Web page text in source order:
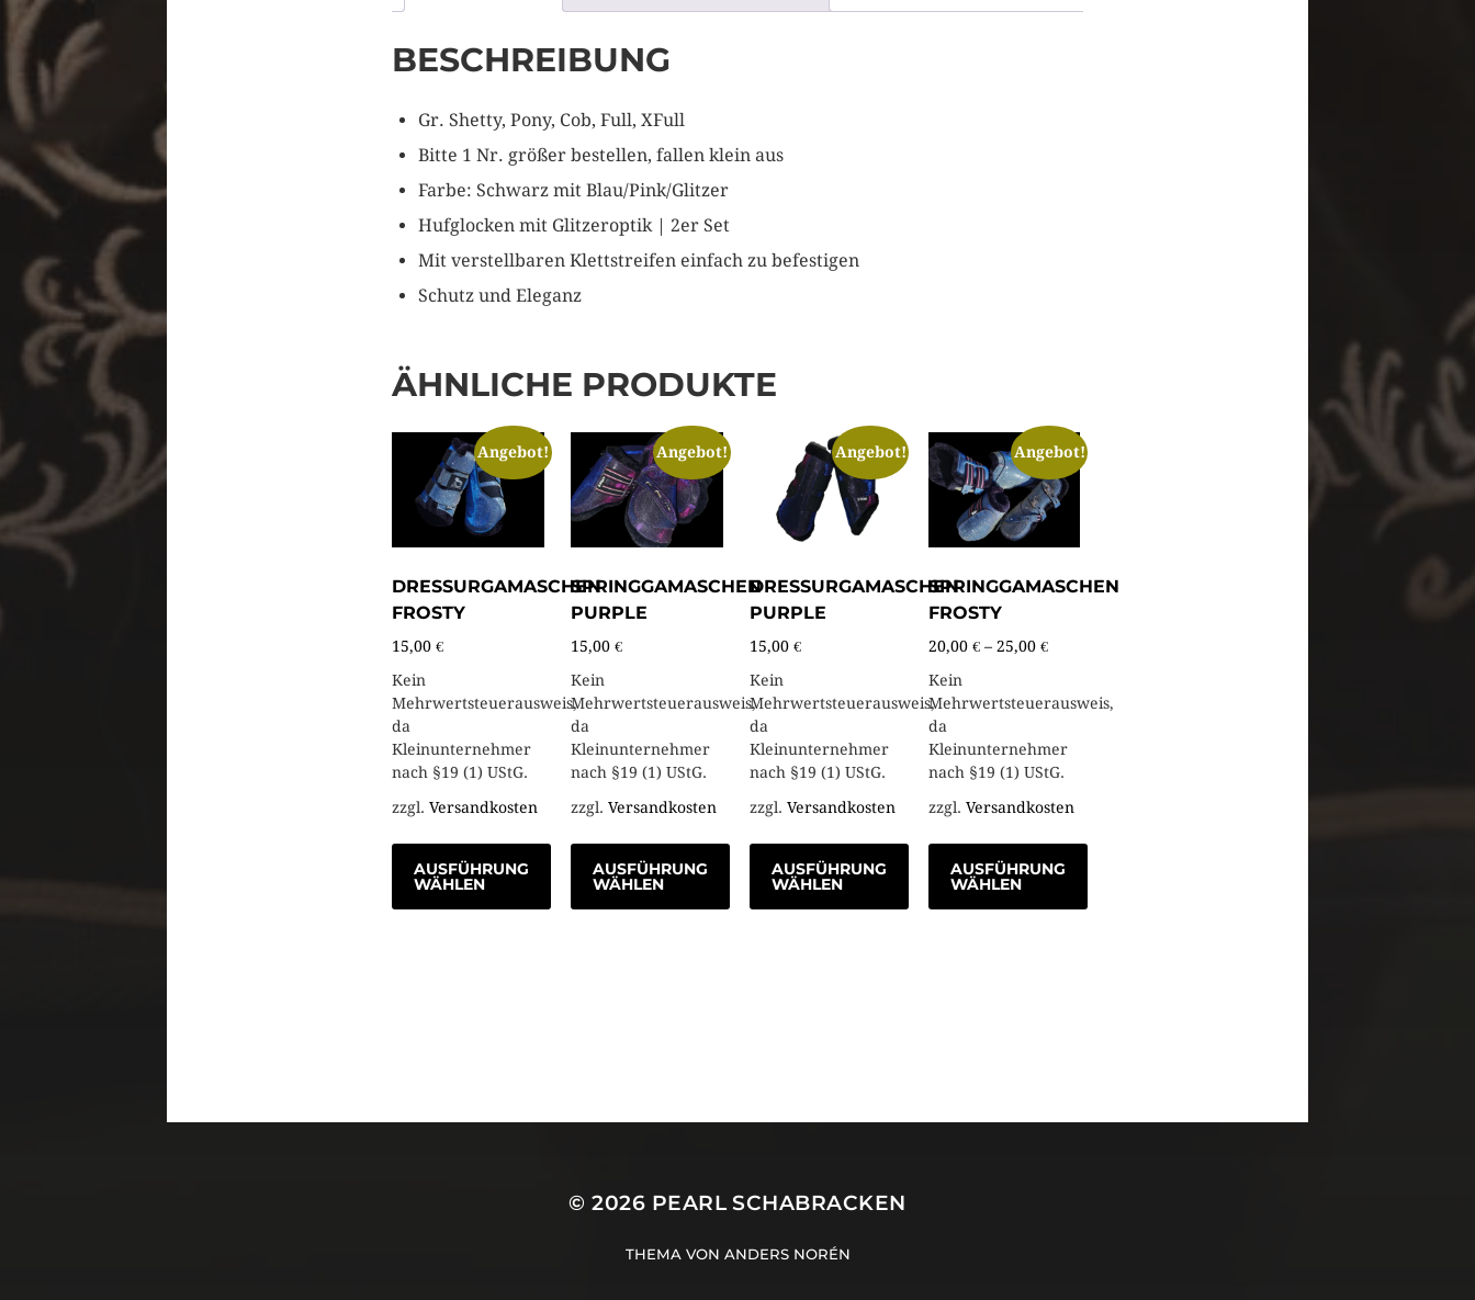
BESCHREIBUNG
Gr. Shetty, Pony, Cob, Full, XFull
Bitte 1 Nr. größer bestellen, fallen klein aus
Farbe: Schwarz mit Blau/Pink/Glitzer
Hufglocken mit Glitzeroptik | 2er Set
Mit verstellbaren Klettstreifen einfach zu befestigen
Schutz und Eleganz
ÄHNLICHE PRODUKTE
Angebot!
DRESSURGAMASCHEN
FROSTY
15,00 €
Kein
Mehrwertsteuerausweis,
da
Kleinunternehmer
nach §19 (1) UStG.
zzgl. Versandkosten
AUSFÜHRUNG
WÄHLEN
Angebot!
SPRINGGAMASCHEN
PURPLE
15,00 €
Kein
Mehrwertsteuerausweis,
da
Kleinunternehmer
nach §19 (1) UStG.
zzgl. Versandkosten
AUSFÜHRUNG
WÄHLEN
Angebot!
DRESSURGAMASCHEN
PURPLE
15,00 €
Kein
Mehrwertsteuerausweis,
da
Kleinunternehmer
nach §19 (1) UStG.
zzgl. Versandkosten
AUSFÜHRUNG
WÄHLEN
Angebot!
SPRINGGAMASCHEN
FROSTY
20,00 €– 25,00 €
Kein
Mehrwertsteuerausweis,
da
Kleinunternehmer
nach §19 (1) UStG.
zzgl. Versandkosten
AUSFÜHRUNG
WÄHLEN
© 2026 PEARL SCHABRACKEN
THEMA VON ANDERS NORÉN